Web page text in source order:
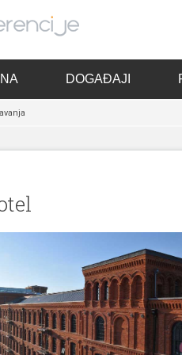
DOGAĐAJI